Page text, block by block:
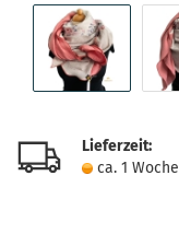
Lieferzeit:
ca. 1 Woche